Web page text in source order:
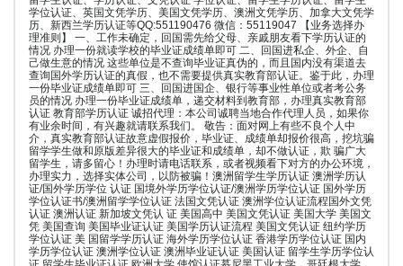
学位认证、英国文凭学历、美国文凭学历、澳洲文凭学历、加拿大文凭学
历、新西兰学历认证等QQ:551190476 微信：55119047 【业务选择办
理准则】 一、工作未确定，回国需先给父母、亲戚朋友看下学历认证的
情况 办理一份就读学校的毕业证成绩单即可 二、回国进私企、外企、自
己做生意的情况 这些单位是不查询毕业证真伪的，而且国内没有渠道去
查询国外学历认证的真假，也不需要提供真实教育部认证。鉴于此，办理
一份毕业证成绩单即可 三、回国进国企、银行等事业性单位或者考公务
员的情况 办理一份毕业证成绩单，递交材料到教育部，办理真实教育部
认证 教育部学历认证 诚招代理：本公司诚聘当地合作代理人员，如果你
有业余时间，有兴趣就请联系我们。 敬告：面对网上有些不良个人中
介，真实教育部认证故意虚假报价，毕业证、成绩单却报价很高，挖坑骗
留学学生做和原版差异很大的毕业证和成绩单，却不做认证，欺 骗广大
留学生，请多留心！办理时请电话联系，或者视频看下对方的办公环境，
办理实力，选择实体公司，以防被骗！澳洲留学生学历认证 澳洲学历认
证/国外学历学位 认证 国境外学历学位认证/澳洲学历学位认证 国外学历
学位认证书/澳洲留学学位认证 法国文凭认证 澳洲学位认证流程国外文凭
认证 澳洲认证 新加坡文凭认 证 美国高中 美国文凭认证 美国大学 美国文
凭 美国查询 美国毕业证认证 美国学历认证流程 美国文凭认证 纽约学历
学位认证 美 国留学学历认证 海外学历学位认证 香港学历学位认证 国内
学历学位认证 澳洲学位认证 澳洲毕业证认证 美国认证 留学生学历学位认